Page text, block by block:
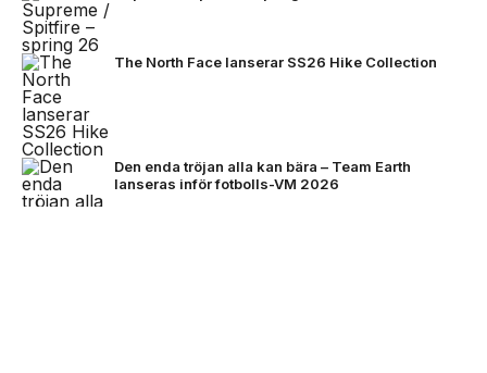
The North Face lanserar SS26 Hike Collection
Den enda tröjan alla kan bära – Team Earth
lanseras inför fotbolls-VM 2026